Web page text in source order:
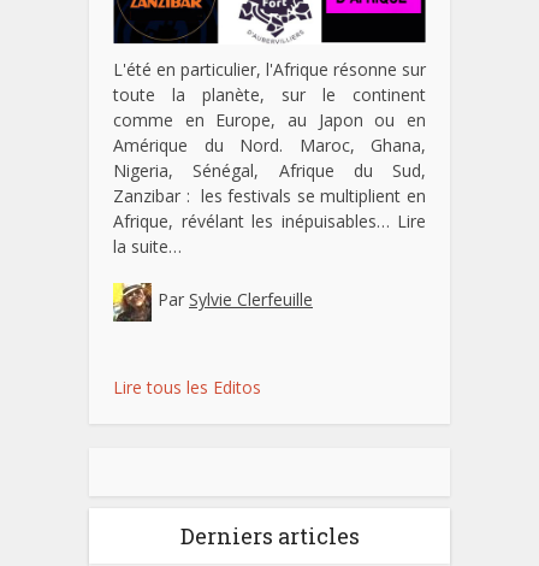
L'été en particulier, l'Afrique résonne sur
toute la planète, sur le continent
comme en Europe, au Japon ou en
Amérique du Nord. Maroc, Ghana,
Nigeria, Sénégal, Afrique du Sud,
Zanzibar : les festivals se multiplient en
Afrique, révélant les inépuisables… Lire
la suite…
Par Sylvie Clerfeuille
Lire tous les Editos
Derniers articles